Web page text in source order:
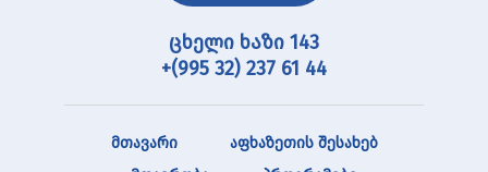
ცხელი ხაზი 143
+(995 32) 237 61 44
მთავარი
აფხაზეთის შესახებ